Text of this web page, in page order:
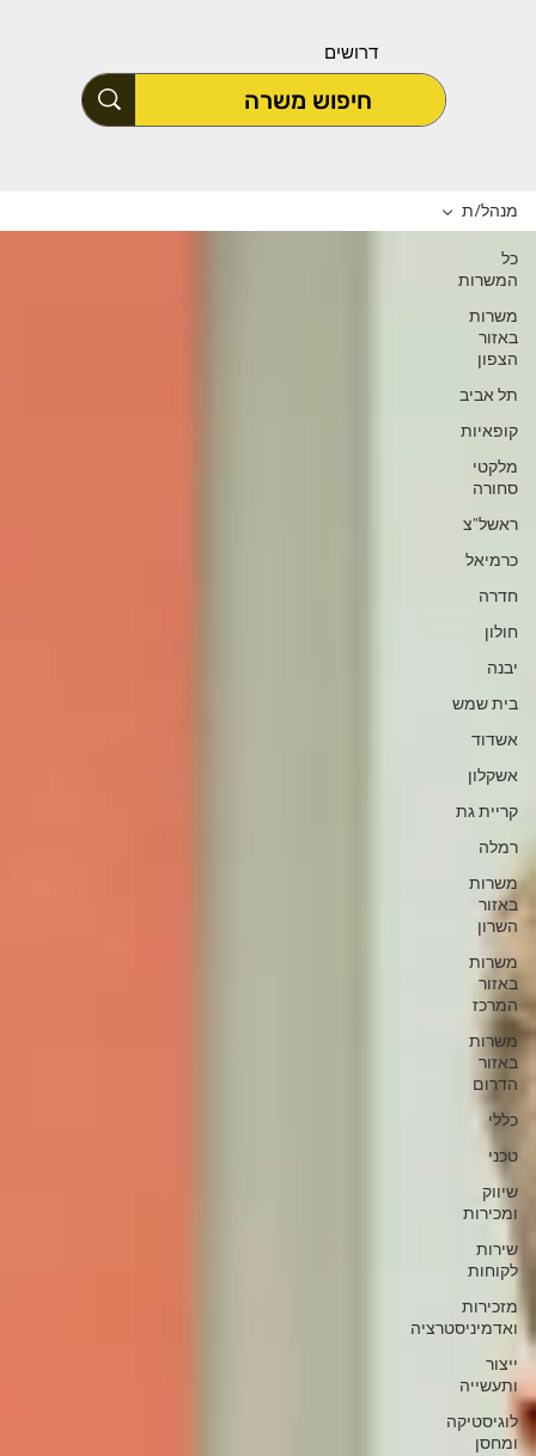
דרושים
כל
המשרות
משרות
באזור
הצפון
תל אביב
קופאיות
מלקטי
סחורה
ראשל"צ
כרמיאל
חדרה
חולון
יבנה
בית שמש
אשדוד
אשקלון
קריית גת
רמלה
משרות
באזור
השרון
משרות
באזור
המרכז
משרות
באזור
הדרום
כללי
טכני
שיווק
ומכירות
שירות
לקוחות
מזכירות
ואדמיניסטרציה
ייצור
ותעשייה
לוגיסטיקה
ומחסן
מנהל/ת